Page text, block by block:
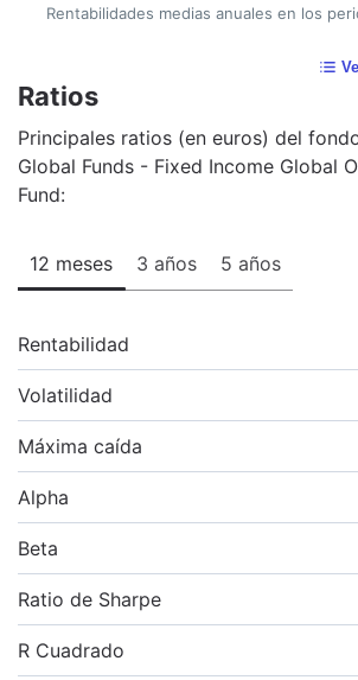
Rentabilidades medias anuales en los
Ratios
Principales ratios (en euros) del
Global Funds - Fixed Income Global
Fund:
12 meses 3 años 5 años
Rentabilidad
Volatilidad
Máxima caída
Alpha
Beta
Ratio de Sharpe
R Cuadrado